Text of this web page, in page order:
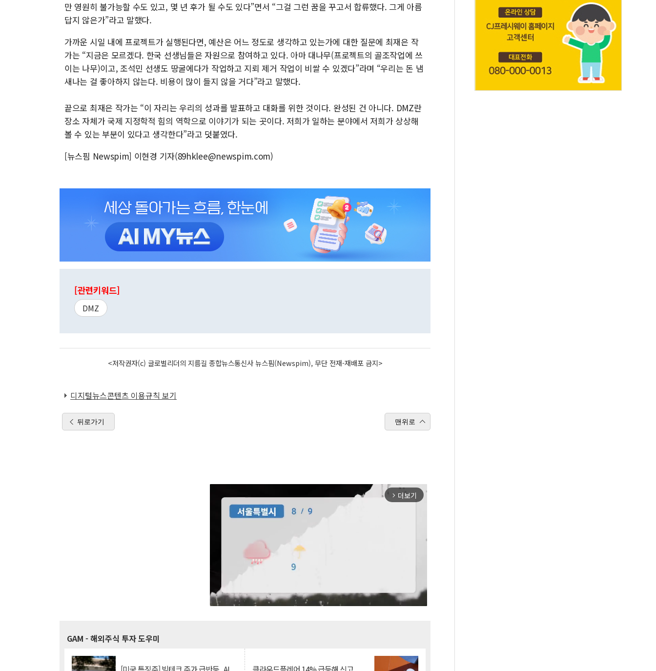
만 영원히 불가능할 수도 있고, 몇 년 후가 될 수도 있다”면서 “그걸 그런 꿈을 꾸고서 합류했다. 그게 아름
답지 않은가”라고 말했다.
가까운 시일 내에 프로젝트가 실행된다면, 예산은 어느 정도로 생각하고 있는가에 대한 질문에 최재은 작
가는 “지금은 모르겠다. 한국 선생님들은 자원으로 참여하고 있다. 아마 대나무(프로젝트의 골조작업에 쓰
이는 나무)이고, 조석민 선생도 땅굴에다가 작업하고 지뢰 제거 작업이 비쌀 수 있겠다”라며 “우리는 돈 냄
새나는 걸 좋아하지 않는다. 비용이 많이 들지 않을 거다”라고 말했다.
끝으로 최재은 작가는 “이 자리는 우리의 성과를 발표하고 대화를 위한 것이다. 완성된 건 아니다. DMZ란
장소 자체가 국제 지정학적 힘의 역학으로 이야기가 되는 곳이다. 저희가 일하는 분야에서 저희가 상상해
볼 수 있는 부분이 있다고 생각한다”라고 덧붙였다.
[뉴스핌 Newspim] 이현경 기자(89hklee@newspim.com)
[관련키워드]
DMZ
<저작권자(c) 글로벌리더의 지름길 종합뉴스통신사 뉴스핌(Newspim), 무단 전재-재배포 금지>
디지털뉴스콘텐츠 이용규칙 보기
뒤로가기 맨위로
arrow_forward_ios 더보기
GAM - 해외주식 투자 도우미